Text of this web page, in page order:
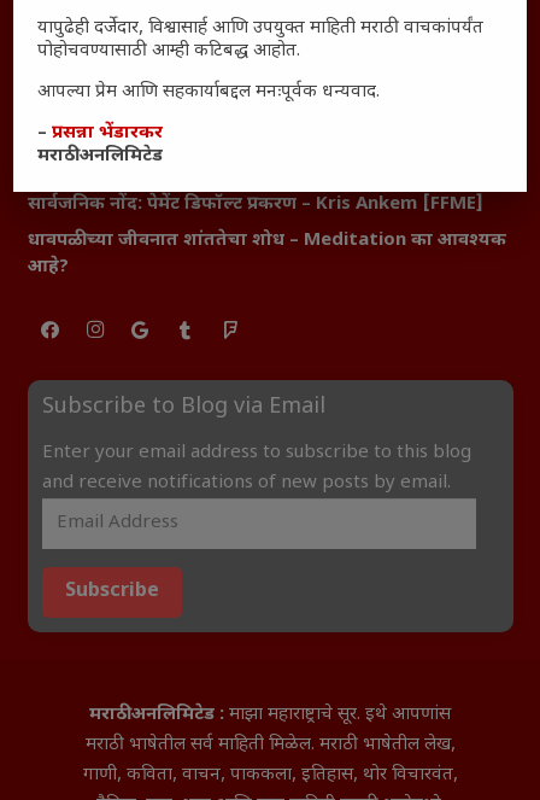
महाराष्ट्रातील बदलत्या हवामानाचा शेतीवर वाढता परिणाम:
महाराष्ट्र आणि संपूर्ण भारतातील शेतकऱ्यांना मान्सूनचे महत्त्व
‘कॉकरोच जनता पार्टी’ची वेबसाईट अचानक डाउन; सोशल
सार्वजनिक नोंद: पेमेंट डिफॉल्ट प्रकरण – Kris Ankem [FFME]
धावपळीच्या जीवनात शांततेचा शोध – Meditation का आवश्यक
आहे?
Subscribe to Blog via Email
Enter your email address to subscribe to this blog
and receive notifications of new posts by email.
Subscribe
मराठी अनलिमिटेड : माझा महाराष्ट्राचे सूर. इथे आपणांस
मराठी भाषेतील सर्व माहिती मिळेल. मराठी भाषेतील लेख,
गाणी, कविता, वाचन, पाककला, इतिहास, थोर विचारवंत,
यापुढेही दर्जेदार, विश्वासार्ह आणि उपयुक्त माहिती मराठी वाचकांपर्यंत
पोहोचवण्यासाठी आम्ही कटिबद्ध आहोत.
आपल्या प्रेम आणि सहकार्याबद्दल मनःपूर्वक धन्यवाद.
–प्रसन्ना भेंडारकर
मराठी अनलिमिटेड